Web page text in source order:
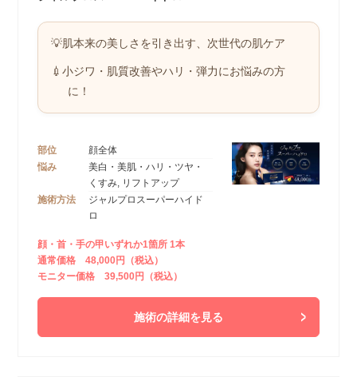
💡肌本来の美しさを引き出す、次世代の肌ケア
💉小ジワ・肌質改善やハリ・弾力にお悩みの方
に！
部位
顔全体
悩み
美白・美肌・ハリ・ツヤ・
くすみ, リフトアップ
施術方法
ジャルプロスーパーハイド
ロ
顔・首・手の甲いずれか1箇所 1本
通常価格 48,000円（税込）
モニター価格 39,500円（税込）
施術の詳細を見る